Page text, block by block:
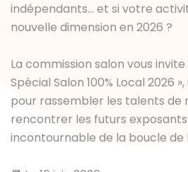
indépendants… et si votre
nouvelle dimension en 2026 ?
La commission salon vous
Spécial Salon 100% Local 2026
pour rassembler les talents
rencontrer les futurs
incontournable de la boucle de